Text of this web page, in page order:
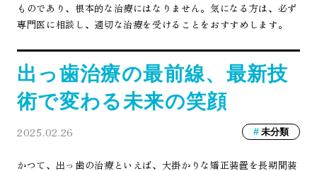
ものであり、根本的な治療にはなりません。気になる方は、必ず
専門医に相談し、適切な治療を受けることをおすすめします。
出っ歯治療の最前線、最新技
術で変わる未来の笑顔
2025.02.26 未分類
かつて、出っ歯の治療といえば、大掛かりな矯正装置を長期間装